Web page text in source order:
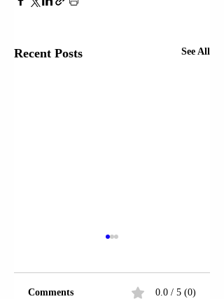
Recent Posts See All
Comments 0.0 / 5 (0)